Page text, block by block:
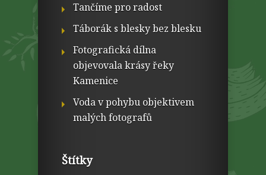
Tančíme pro radost
Táborák s blesky bez blesku
Fotografická dílna
objevovala krásy řeky
Kamenice
Voda v pohybu objektivem
malých fotografů
Štítky